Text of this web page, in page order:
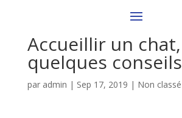
Accueillir un chat,
quelques conseils
par admin | Sep 17, 2019 | Non classé